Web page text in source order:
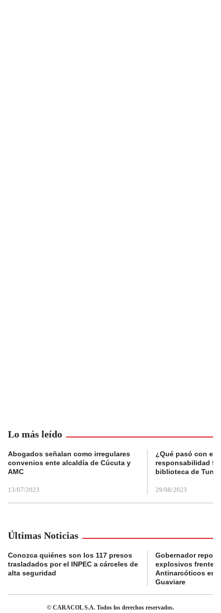
Lo más leído
Abogados señalan como irregulares
convenios ente alcaldía de Cúcuta y
AMC
13/07/2023
¿Qué pasó con el
responsabilidad
biblioteca de
29/08/2023
Últimas Noticias
Conozca quiénes son los 117 presos
trasladados por el INPEC a cárceles de
alta seguridad
Gobernador
explosivos frente a
Antinarcóticos en
Guaviare
© CARACOL S.A. Todos los derechos reservados.